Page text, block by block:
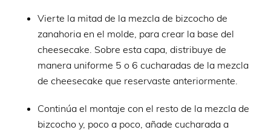
Vierte la mitad de la mezcla de bizcocho de
zanahoria en el molde, para crear la base del
cheesecake. Sobre esta capa, distribuye de
manera uniforme 5 o 6 cucharadas de la mezcla
de cheesecake que reservaste anteriormente.
Continúa el montaje con el resto de la mezcla de
bizcocho y, poco a poco, añade cucharada a